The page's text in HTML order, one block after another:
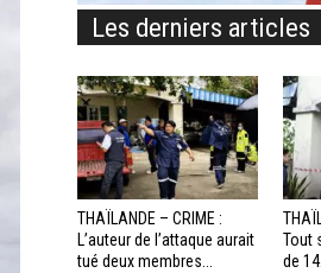
Les derniers articles
THAÏLANDE – CRIME :
L’auteur de l’attaque aurait
tué deux membres...
Tout
de